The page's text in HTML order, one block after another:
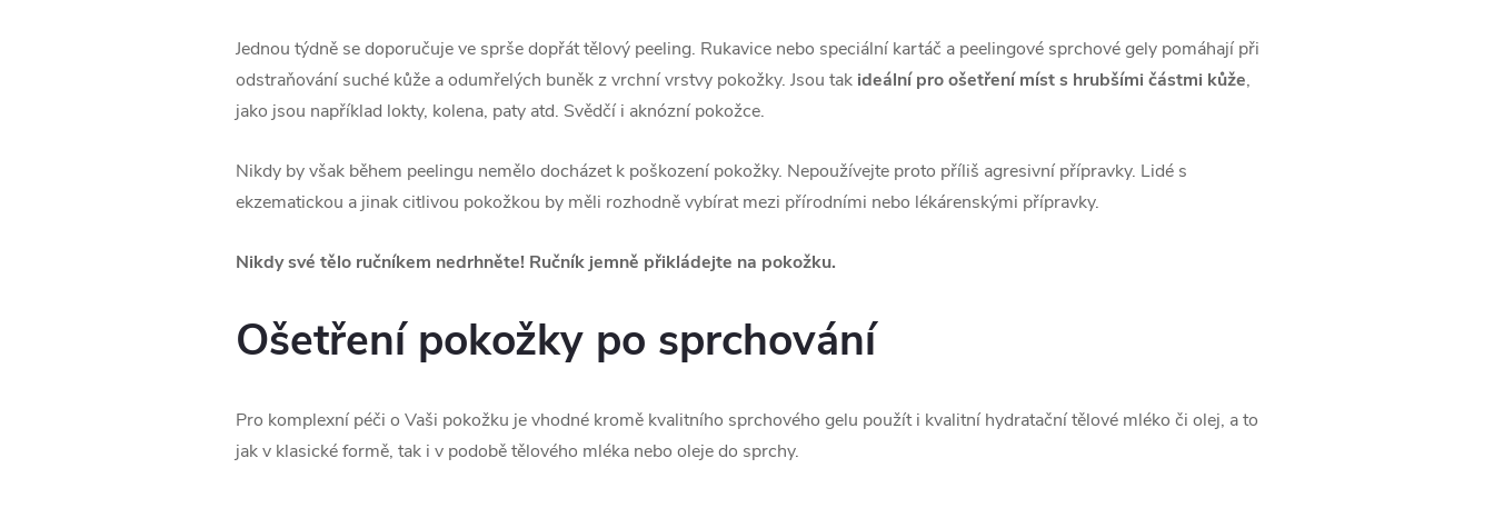
Jednou týdně se doporučuje ve sprše dopřát tělový peeling. Rukavice nebo speciální kartáč a peelingové sprchové gely pomáhají při
odstraňování suché kůže a odumřelých buněk z vrchní vrstvy pokožky. Jsou tak ideální pro ošetření míst s hrubšími částmi kůže,
jako jsou například lokty, kolena, paty atd. Svědčí i aknózní pokožce.
Nikdy by však během peelingu nemělo docházet k poškození pokožky. Nepoužívejte proto příliš agresivní přípravky. Lidé s
ekzematickou a jinak citlivou pokožkou by měli rozhodně vybírat mezi přírodními nebo lékárenskými přípravky.
Nikdy své tělo ručníkem nedrhněte! Ručník jemně přikládejte na pokožku.
Ošetření pokožky po sprchování
Pro komplexní péči o Vaši pokožku je vhodné kromě kvalitního sprchového gelu použít i kvalitní hydratační tělové mléko či olej, a to
jak v klasické formě, tak i v podobě tělového mléka nebo oleje do sprchy.